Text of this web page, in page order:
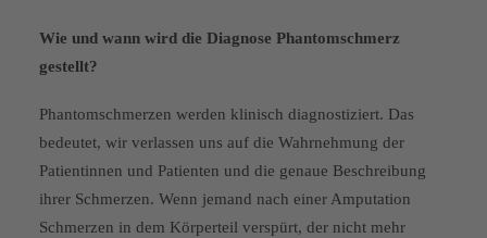
Wie und wann wird die Diagnose Phantomschmerz
gestellt?
Phantomschmerzen werden klinisch diagnostiziert. Das
bedeutet, wir verlassen uns auf die Wahrneh­mung der
Patientinnen und Patien­ten und die genaue Beschreibung
ihrer Schmerzen. Wenn jemand nach einer Amputation
Schmerzen in dem Körperteil verspürt, der nicht mehr